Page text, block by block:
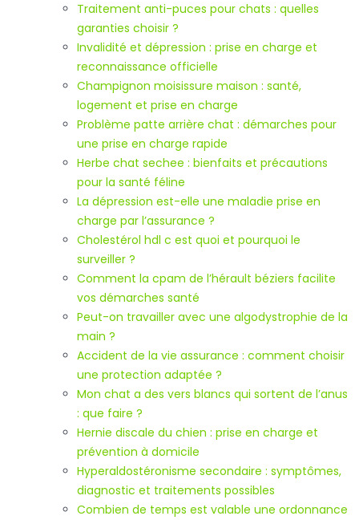
Traitement anti-puces pour chats : quelles
garanties choisir ?
Invalidité et dépression : prise en charge et
reconnaissance officielle
Champignon moisissure maison : santé,
logement et prise en charge
Problème patte arrière chat : démarches pour
une prise en charge rapide
Herbe chat sechee : bienfaits et précautions
pour la santé féline
La dépression est-elle une maladie prise en
charge par l’assurance ?
Cholestérol hdl c est quoi et pourquoi le
surveiller ?
Comment la cpam de l’hérault béziers facilite
vos démarches santé
Peut-on travailler avec une algodystrophie de la
main ?
Accident de la vie assurance : comment choisir
une protection adaptée ?
Mon chat a des vers blancs qui sortent de l’anus
: que faire ?
Hernie discale du chien : prise en charge et
prévention à domicile
Hyperaldostéronisme secondaire : symptômes,
diagnostic et traitements possibles
Combien de temps est valable une ordonnance